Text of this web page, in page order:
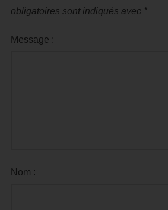
obligatoires sont indiqués avec *
Message :
Nom :